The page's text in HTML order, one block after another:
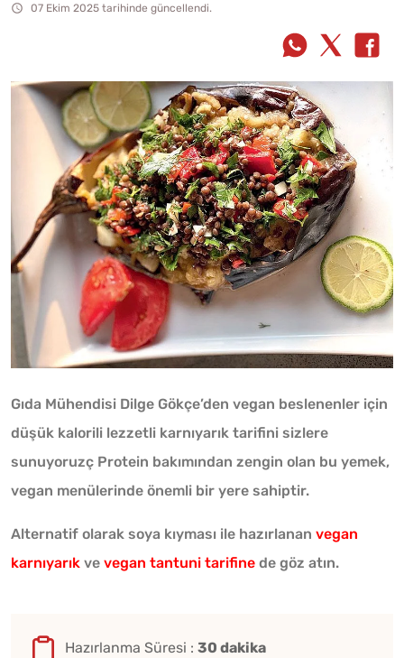
07 Ekim 2025 tarihinde güncellendi.
Gıda Mühendisi Dilge Gökçe’den vegan beslenenler için
düşük kalorili lezzetli karnıyarık tarifini sizlere
sunuyoruzç Protein bakımından zengin olan bu yemek,
vegan menülerinde önemli bir yere sahiptir.
Alternatif olarak soya kıyması ile hazırlanan vegan
karnıyarık ve vegan tantuni tarifine de göz atın.
Hazırlanma Süresi : 30 dakika